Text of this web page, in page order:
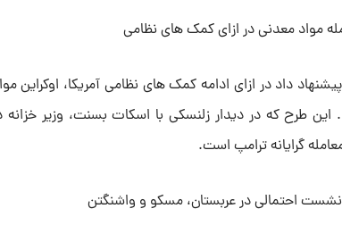
داد در ازای ادامه کمک های نظامی آمریکا، اوکراین
این طرح که در دیدار زلنسکی با اسکات بسنت، وزیر
گرایانه ترامپ است.